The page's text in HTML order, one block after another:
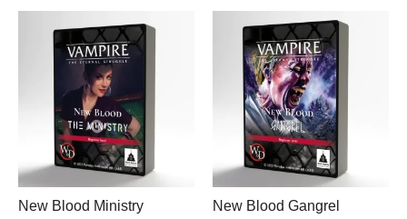
New Blood Ministry
New Blood Gangrel